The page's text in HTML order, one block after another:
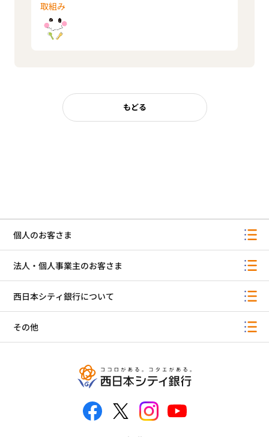
取組み
もどる
個人のお客さま
法人・個人事業主のお客さま
西日本シティ銀行について
その他